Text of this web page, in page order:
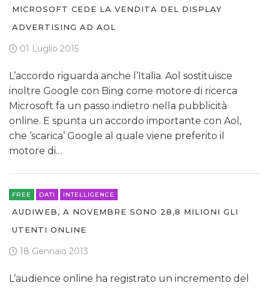
MICROSOFT CEDE LA VENDITA DEL DISPLAY
ADVERTISING AD AOL
01 Luglio 2015
L’accordo riguarda anche l’Italia. Aol sostituisce
inoltre Google con Bing come motore di ricerca
Microsoft fa un passo indietro nella pubblicità
online. E spunta un accordo importante con Aol,
che ‘scarica’ Google al quale viene preferito il
motore di…
FREE DATI INTELLIGENCE
AUDIWEB, A NOVEMBRE SONO 28,8 MILIONI GLI
UTENTI ONLINE
18 Gennaio 2013
L’audience online ha registrato un incremento del